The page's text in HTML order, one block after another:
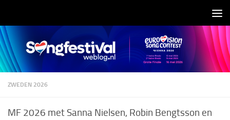
ZWEDEN 2026
MF 2026 met Sanna Nielsen, Robin Bengtsson en